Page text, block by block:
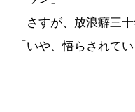
「さすが、放浪癖三
「いや、悟らされて